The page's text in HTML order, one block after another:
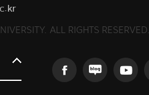
ALL RIGHTS